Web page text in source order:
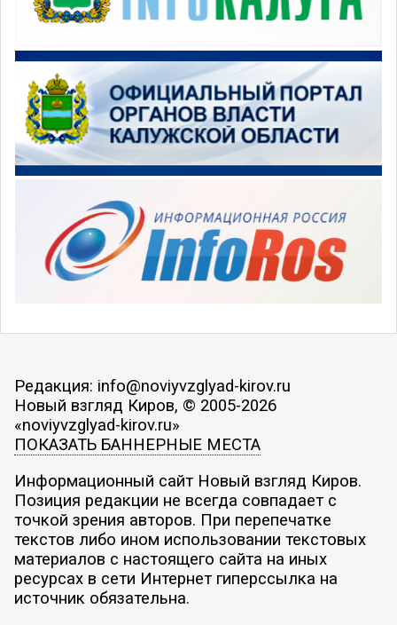
Редакция: info@noviyvzglyad-kirov.ru
Новый взгляд Киров, © 2005-2026
«noviyvzglyad-kirov.ru»
ПОКАЗАТЬ БАННЕРНЫЕ МЕСТА
Информационный сайт Новый взгляд Киров.
Позиция редакции не всегда совпадает с
точкой зрения авторов. При перепечатке
текстов либо ином использовании текстовых
материалов с настоящего сайта на иных
ресурсах в сети Интернет гиперссылка на
источник обязательна.